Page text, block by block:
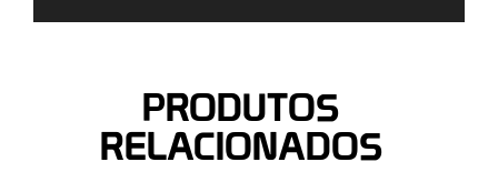
PRODUTOS
RELACIONADOS